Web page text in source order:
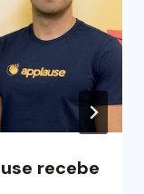
recebe